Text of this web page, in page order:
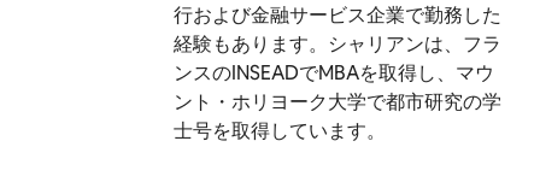
行および金融サービス企業で勤務した
経験もあります。シャリアンは、フラ
ンスのINSEADでMBAを取得し、マウ
ント・ホリヨーク大学で都市研究の学
士号を取得しています。